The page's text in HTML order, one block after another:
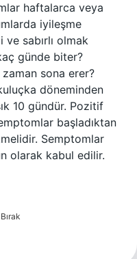
haftalarca veya
iyileşme
sabırlı olmak
günde biter?
sona erer?
döneminden
10 gündür. Pozitif
başladıktan
Semptomlar
olarak kabul edilir.